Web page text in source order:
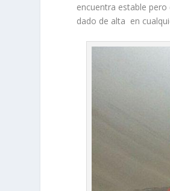
encuentra estable
dado de alta en